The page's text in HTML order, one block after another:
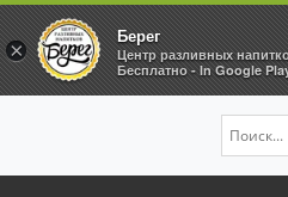
×
Берег
Центр разливных
Бесплатно - In Google